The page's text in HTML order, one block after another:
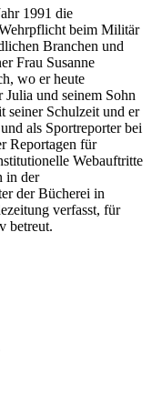
1991 die
beim Militär
Branchen und
Frau Susanne
wo er heute
Julia und seinem Sohn
seiner Schulzeit und er
als Sportreporter bei
Reportagen für
Webauftritte
in der
der Bücherei in
verfasst, für
betreut.